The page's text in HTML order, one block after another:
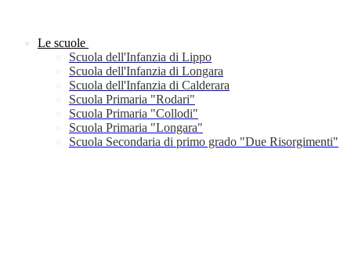
Le scuole
Scuola dell'Infanzia di Lippo
Scuola dell'Infanzia di Longara
Scuola dell'Infanzia di Calderara
Scuola Primaria "Rodari"
Scuola Primaria "Collodi"
Scuola Primaria "Longara"
Scuola Secondaria di primo grado "Due Risorgimenti"